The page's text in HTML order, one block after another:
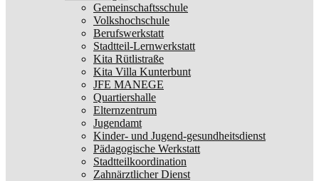
Gemeinschaftsschule
Volkshochschule
Berufswerkstatt
Stadtteil-Lernwerkstatt
Kita Rütlistraße
Kita Villa Kunterbunt
JFE MANEGE
Quartiershalle
Elternzentrum
Jugendamt
Kinder- und Jugend-gesundheitsdienst
Pädagogische Werkstatt
Stadtteilkoordination
Zahnärztlicher Dienst